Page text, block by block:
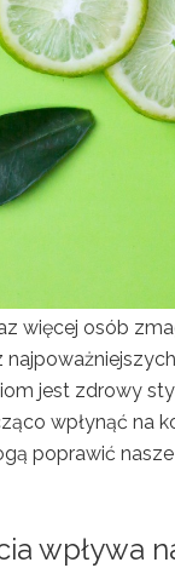
więcej osób
jest zdrowy
wpłynąć na
poprawić
wpływa